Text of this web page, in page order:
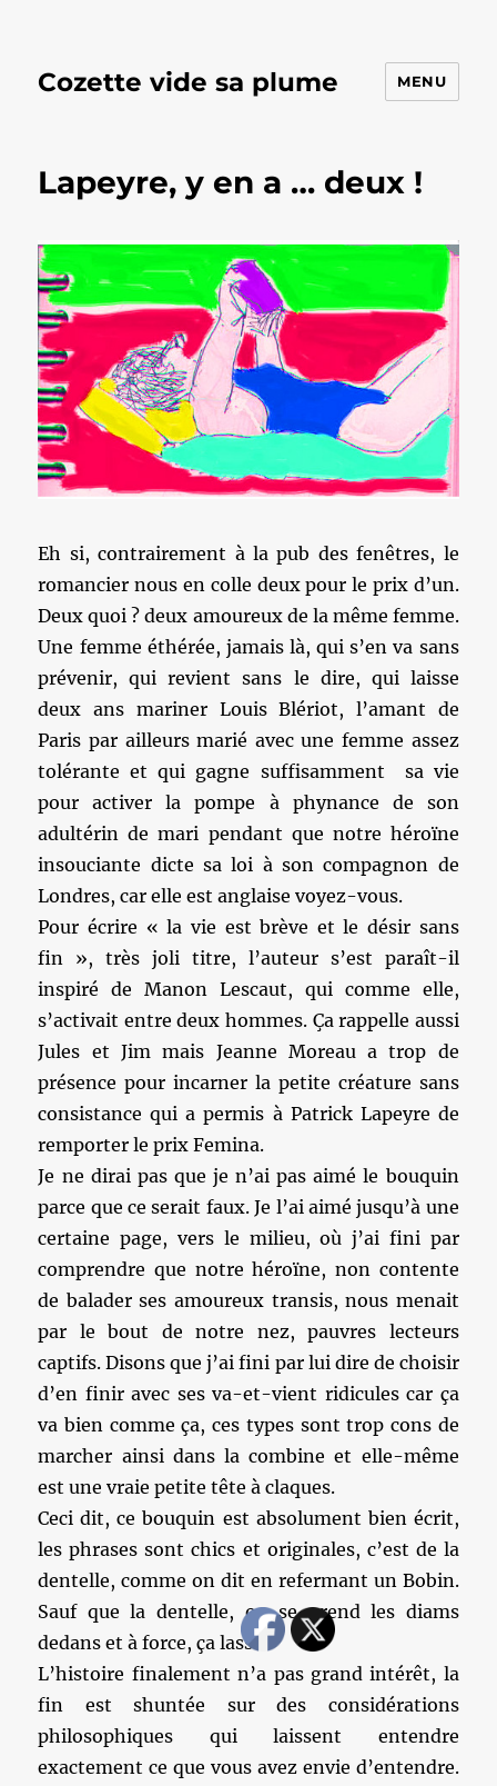
Cozette vide sa plume MENU
Lapeyre, y en a … deux !
Eh si, contrairement à la pub des fenêtres, le
romancier nous en colle deux pour le prix d’un.
Deux quoi ? deux amoureux de la même femme.
Une femme éthérée, jamais là, qui s’en va sans
prévenir, qui revient sans le dire, qui laisse
deux ans mariner Louis Blériot, l’amant de
Paris par ailleurs marié avec une femme assez
tolérante et qui gagne suffisamment sa vie
pour activer la pompe à phynance de son
adultérin de mari pendant que notre héroïne
insouciante dicte sa loi à son compagnon de
Londres, car elle est anglaise voyez-vous.
Pour écrire « la vie est brève et le désir sans
fin », très joli titre, l’auteur s’est paraît-il
inspiré de Manon Lescaut, qui comme elle,
s’activait entre deux hommes. Ça rappelle aussi
Jules et Jim mais Jeanne Moreau a trop de
présence pour incarner la petite créature sans
consistance qui a permis à Patrick Lapeyre de
remporter le prix Femina.
Je ne dirai pas que je n’ai pas aimé le bouquin
parce que ce serait faux. Je l’ai aimé jusqu’à une
certaine page, vers le milieu, où j’ai fini par
comprendre que notre héroïne, non contente
de balader ses amoureux transis, nous menait
par le bout de notre nez, pauvres lecteurs
captifs. Disons que j’ai fini par lui dire de choisir
d’en finir avec ses va-et-vient ridicules car ça
va bien comme ça, ces types sont trop cons de
marcher ainsi dans la combine et elle-même
est une vraie petite tête à claques.
Ceci dit, ce bouquin est absolument bien écrit,
les phrases sont chics et originales, c’est de la
dentelle, comme on dit en refermant un Bobin.
Sauf que la dentelle, on se prend les diams
dedans et à force, ça lasse.
L’histoire finalement n’a pas grand intérêt, la
fin est shuntée sur des considérations
philosophiques qui laissent entendre
exactement ce que vous avez envie d’entendre.